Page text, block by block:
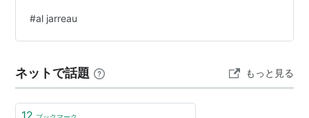
み重ねでこの一年でも結構いろんなことが変わってはい
る。３月がそうだったが、４月が始まると今度はそれを
Do / Al Jarreau （「'L Is For Lover」） 名前は有名なの
に,、聴いて「ああ、そう、この声の人…
#al jarreau
ネットで話題 もっと見る